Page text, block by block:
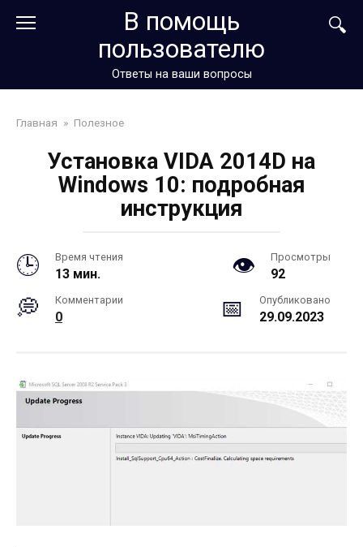
В помощь
пользователю
Ответы на ваши вопросы
Главная » Полезное
Установка VIDA 2014D на
Windows 10: подробная
инструкция
Время чтения
13 мин.
Просмотры
92
Комментарии
0
Опубликовано
29.09.2023